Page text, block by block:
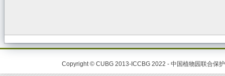
Copyright © CUBG 2013-ICCBG 2022 - 中国植物园联合保